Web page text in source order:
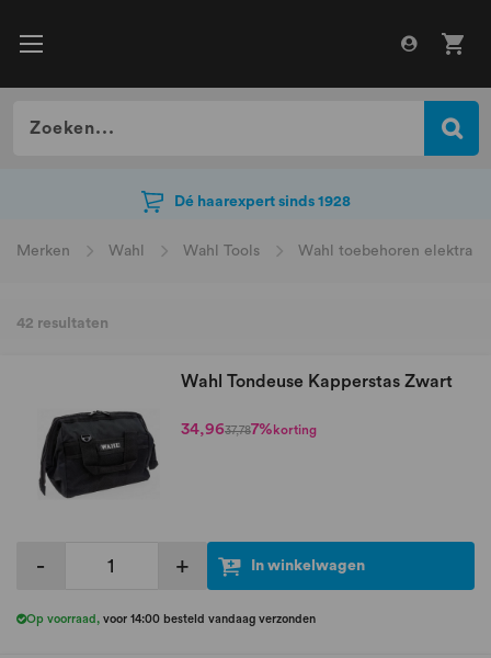
Voor 14:00 besteld, morgen in huis
Merken Wahl Wahl Tools Wahl toebehoren elektra
42 resultaten
Wahl Tondeuse Kapperstas Zwart
34,9637,787% korting
- + In winkelwagen
Op voorraad , voor 14:00 besteld vandaag verzonden